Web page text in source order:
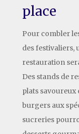
place
Pour combler
des festivaliers,
restauration
Des stands de
plats savoureux
burgers aux
sucreries